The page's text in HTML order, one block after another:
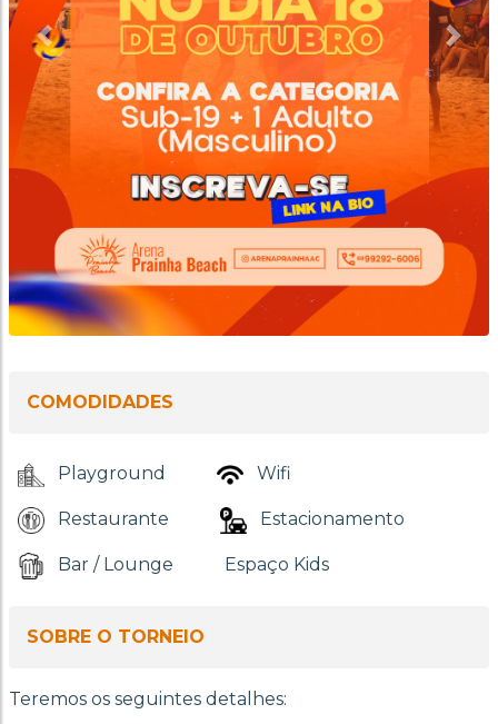
Anterior
COMODIDADES
Playground Wifi
Restaurante Estacionamento
Bar / Lounge Espaço Kids
SOBRE O TORNEIO
Teremos os seguintes detalhes: